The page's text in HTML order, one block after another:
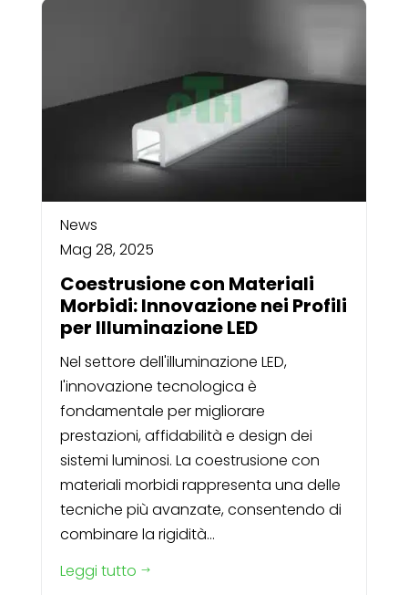
News
Mag 28, 2025
Coestrusione con Materiali
Morbidi: Innovazione nei Profili
per Illuminazione LED
Nel settore dell'illuminazione LED,
l'innovazione tecnologica è
fondamentale per migliorare
prestazioni, affidabilità e design dei
sistemi luminosi. La coestrusione con
materiali morbidi rappresenta una delle
tecniche più avanzate, consentendo di
combinare la rigidità...
Leggi tutto $